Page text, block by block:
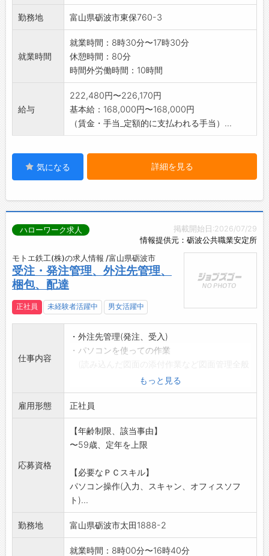
勤務地 富山県砺波市東保760-3
就業時間
就業時間：8時30分〜17時30分
休憩時間：80分
時間外労働時間：10時間
給与
222,480円〜226,170円
基本給：168,000円〜168,000円
（賃金・手当_定額的に支払われる手当）...
気になる 詳細を見る
掲載開始日:2026/07/29
情報提供元：砺波公共職業安定所
ハローワーク求人
モトエ鉄工(株)の求人情報 /富山県砺波市
受注・発注管理、外注先管理、
梱包、配達
正社員 未経験者活躍中 男女活躍中
仕事内容
・外注先管理(発注、受入)
・パソコンを使っての作業
・プリンタを使ってのスキャン作業
・電話受付
・簡単な梱包作業
・配達(普通車オートマ)
【変更範囲:会社の定める業務】
の「紹介状」の交付
を受けて下さい。
もっと見る
雇用形態 正社員
応募資格
【年齢制限、該当事由】
〜59歳、定年を上限
【必要なＰＣスキル】
パソコン操作(入力、スキャン、オフィスソフ
ト)...
勤務地 富山県砺波市太田1888-2
就業時間：8時00分〜16時40分